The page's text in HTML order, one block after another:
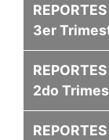
3er
2do